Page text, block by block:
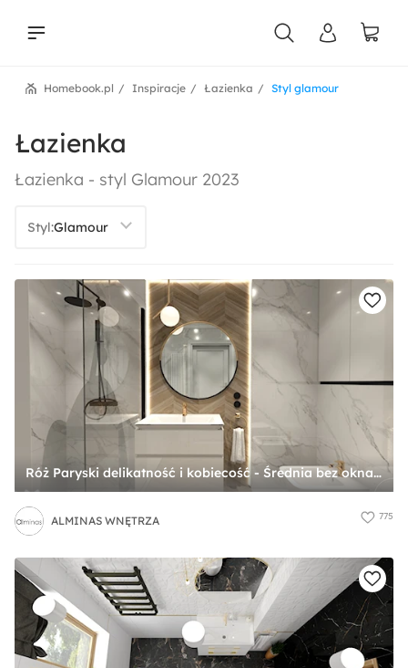
Styl glamour
Łazienka
Inspiracje
Homebook.pl
Łazienka
Łazienka - styl Glamour 2023
Styl:
Róż Paryski delikatność i kobiecość - Średnia bez okna z marmurową podłogą z punktowym oświetleniem łazienka, styl glamour - zdjęcie od ALMINAS WNĘTRZA
ALMINAS WNĘTRZA 775